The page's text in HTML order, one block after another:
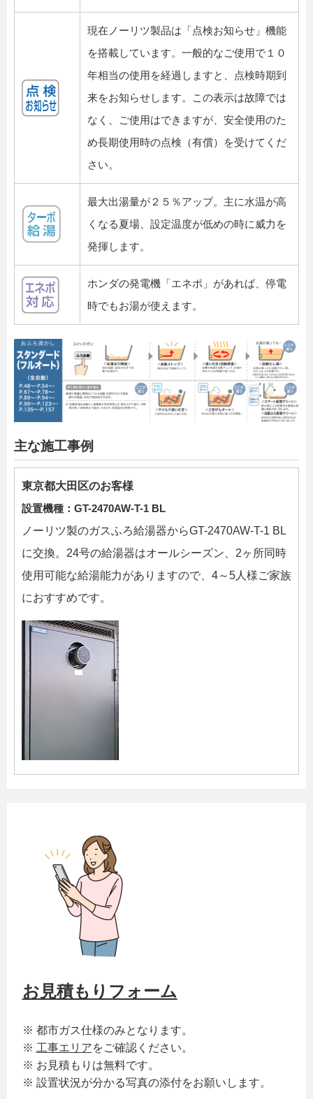
現在ノーリツ製品は「点検お知らせ」機能
を搭載しています。一般的なご使用で１０
年相当の使用を経過しますと、点検時期到
来をお知らせします。この表示は故障では
なく、ご使用はできますが、安全使用のた
め長期使用時の点検（有償）を受けてくだ
さい。
最大出湯量が２５％アップ。主に水温が高
くなる夏場、設定温度が低めの時に威力を
発揮します。
ホンダの発電機「エネポ」があれば、停電
時でもお湯が使えます。
主な施工事例
東京都大田区のお客様
設置機種：GT-2470AW-T-1 BL
ノーリツ製のガスふろ給湯器からGT-2470AW-T-1 BL
に交換。24号の給湯器はオールシーズン、2ヶ所同時
使用可能な給湯能力がありますので、4～5人様ご家族
におすすめです。
お見積もりフォーム
※ 都市ガス仕様のみとなります。
※ 工事エリアをご確認ください。
※ お見積もりは無料です。
※ 設置状況が分かる写真の添付をお願いします。